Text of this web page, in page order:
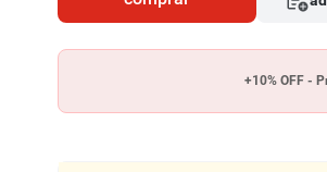
+10% OFF -